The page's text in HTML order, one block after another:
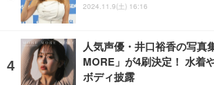
2024.11.9(土) 16:16
人気声優・井口裕香の写真
MORE」が4刷決定！ 水着
ボディ披露